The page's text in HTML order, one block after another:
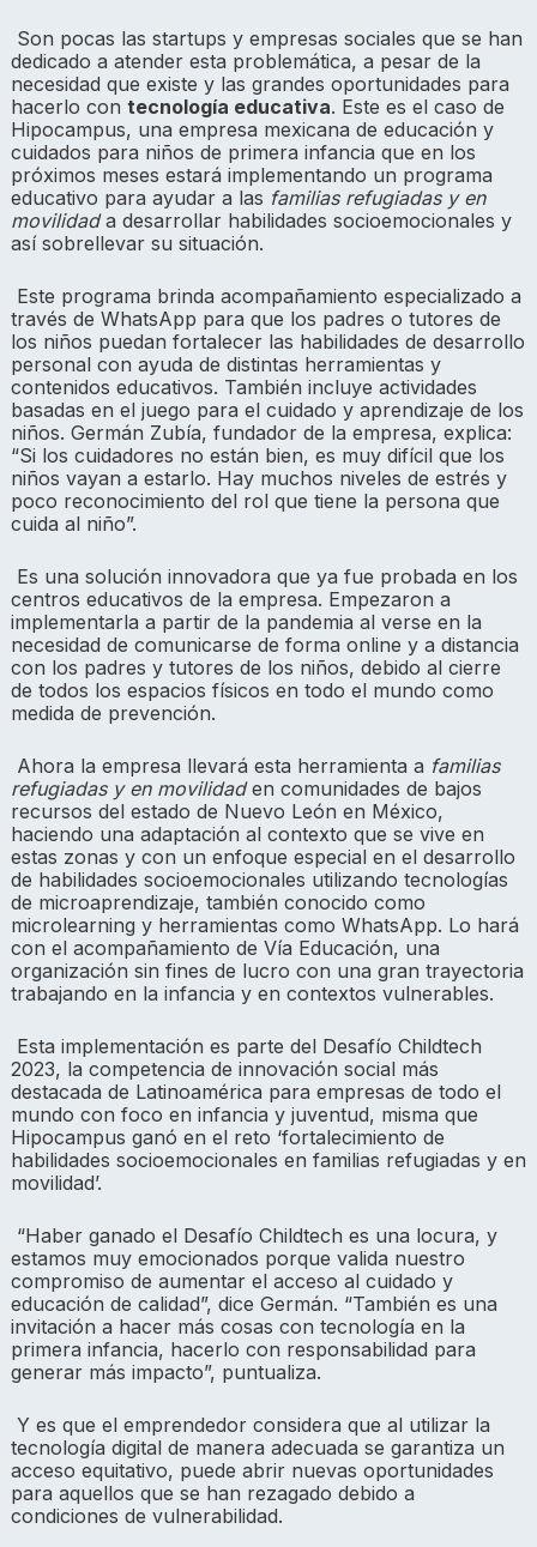
Son pocas las startups y empresas sociales que se han
dedicado a atender esta problemática, a pesar de la
necesidad que existe y las grandes oportunidades para
hacerlo con tecnología educativa. Este es el caso de
Hipocampus, una empresa mexicana de educación y
cuidados para niños de primera infancia que en los
próximos meses estará implementando un programa
educativo para ayudar a las familias refugiadas y en
movilidada desarrollar habilidades socioemocionales y
así sobrellevar su situación.
Este programa brinda acompañamiento especializado a
través de WhatsApp para que los padres o tutores de
los niños puedan fortalecer las habilidades de desarrollo
personal con ayuda de distintas herramientas y
contenidos educativos. También incluye actividades
basadas en el juego para el cuidado y aprendizaje de los
niños. Germán Zubía, fundador de la empresa, explica:
“Si los cuidadores no están bien, es muy difícil que los
niños vayan a estarlo. Hay muchos niveles de estrés y
poco reconocimiento del rol que tiene la persona que
cuida al niño”.
Es una solución innovadora que ya fue probada en los
centros educativos de la empresa. Empezaron a
implementarla a partir de la pandemia al verse en la
necesidad de comunicarse de forma online y a distancia
con los padres y tutores de los niños, debido al cierre
de todos los espacios físicos en todo el mundo como
medida de prevención.
Ahora la empresa llevará esta herramienta a familias
refugiadas y en movilidaden comunidades de bajos
recursos del estado de Nuevo León en México,
haciendo una adaptación al contexto que se vive en
estas zonas y con un enfoque especial en el desarrollo
de habilidades socioemocionales utilizando tecnologías
de microaprendizaje, también conocido como
microlearning y herramientas como WhatsApp. Lo hará
con el acompañamiento de Vía Educación, una
organización sin fines de lucro con una gran trayectoria
trabajando en la infancia y en contextos vulnerables.
Esta implementación es parte del Desafío Childtech
2023, la competencia de innovación social más
destacada de Latinoamérica para empresas de todo el
mundo con foco en infancia y juventud, misma que
Hipocampus ganó en el reto ‘fortalecimiento de
habilidades socioemocionales en familias refugiadas y en
movilidad’.
“Haber ganado el Desafío Childtech es una locura, y
estamos muy emocionados porque valida nuestro
compromiso de aumentar el acceso al cuidado y
educación de calidad”, dice Germán. “También es una
invitación a hacer más cosas con tecnología en la
primera infancia, hacerlo con responsabilidad para
generar más impacto”, puntualiza.
Y es que el emprendedor considera que al utilizar la
tecnología digital de manera adecuada se garantiza un
acceso equitativo, puede abrir nuevas oportunidades
para aquellos que se han rezagado debido a
condiciones de vulnerabilidad.